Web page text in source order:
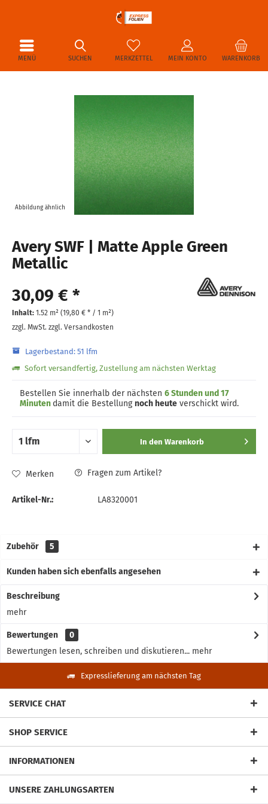
MENÜ WARENKORB
MERKZETTEL MEIN KONTO
SUCHEN
Abbildung ähnlich
Avery SWF | Matte Apple Green
Metallic
30,09 € *
Inhalt: 1.52 m² (19,80 € * / 1 m²)
zzgl. MwSt. zzgl. Versandkosten
Lagerbestand: 51 lfm
Sofort versandfertig, Zustellung am nächsten Werktag
Bestellen Sie innerhalb der nächsten 6 Stunden und 17
Minuten damit die Bestellungnoch heute verschickt wird.
In den Warenkorb
Merken Fragen zum Artikel?
Artikel-Nr.: LA8320001
Zubehör 5
Kunden haben sich ebenfalls angesehen
Beschreibung
mehr
Bewertungen
0
Bewertungen lesen, schreiben und diskutieren... mehr
Expresslieferung am nächsten Tag
SERVICE CHAT
SHOP SERVICE
INFORMATIONEN
UNSERE ZAHLUNGSARTEN